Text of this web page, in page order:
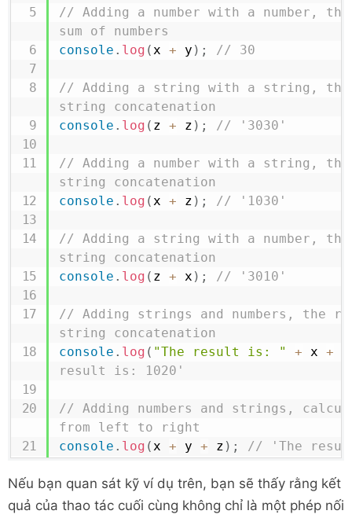
// Adding a number with a number,
sum of numbers
console . log (x + y ) ; // 30
// Adding a string with a string,
string concatenation
console . log ( z + z ) ; // '3030'
// Adding a number with a string,
string concatenation
console . log (x + z ) ; // '1030'
// Adding a string with a number,
string concatenation
console . log ( z + x ) ; // '3010'
// Adding strings and numbers, the
string concatenation
console . log ( "The result is: " + x +
result is: 1020'
// Adding numbers and strings,
from left to right
console . log (x + y + z ) ; // 'The
Nếu bạn quan sát kỹ ví dụ trên, bạn sẽ thấy rằng kết
quả của thao tác cuối cùng không chỉ là một phép nối